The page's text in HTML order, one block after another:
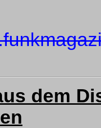
dem